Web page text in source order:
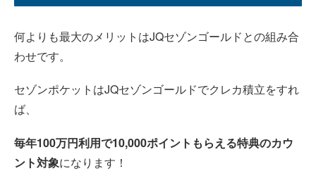
何よりも最大のメリットはJQセゾンゴールドとの組み合
わせです。
セゾンポケットはJQセゾンゴールドでクレカ積立をすれ
ば、
毎年100万円利用で10,000ポイントもらえる特典のカウ
ント対象になります！